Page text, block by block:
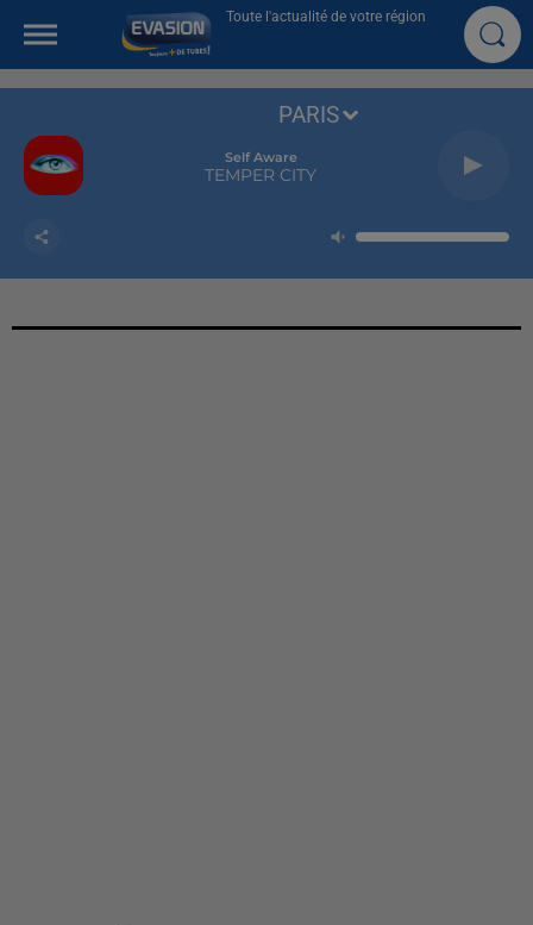
Toute l'actualité de votre région
Self Aware
TEMPER CITY
PARIS